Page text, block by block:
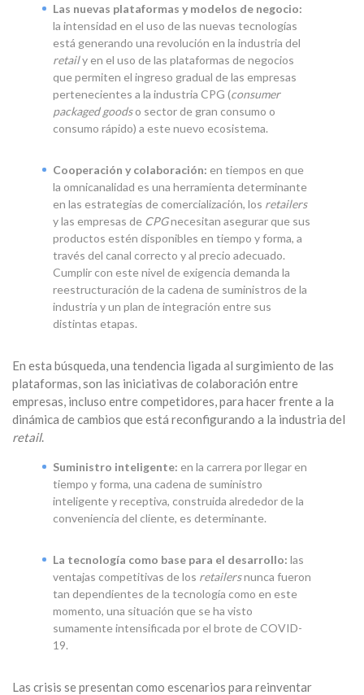
Las nuevas plataformas y modelos de negocio:
la intensidad en el uso de las nuevas tecnologías
está generando una revolución en la industria del
retaily en el uso de las plataformas de negocios
que permiten el ingreso gradual de las empresas
pertenecientes a la industria CPG (consumer
packaged goodso sector de gran consumo o
consumo rápido) a este nuevo ecosistema.
Cooperación y colaboración: en tiempos en que
la omnicanalidad es una herramienta determinante
en las estrategias de comercialización, los retailers
y las empresas de CPGnecesitan asegurar que sus
productos estén disponibles en tiempo y forma, a
través del canal correcto y al precio adecuado.
Cumplir con este nivel de exigencia demanda la
reestructuración de la cadena de suministros de la
industria y un plan de integración entre sus
distintas etapas.
En esta búsqueda, una tendencia ligada al surgimiento de las
plataformas, son las iniciativas de colaboración entre
empresas, incluso entre competidores, para hacer frente a la
dinámica de cambios que está reconfigurando a la industria del
retail.
Suministro inteligente: en la carrera por llegar en
tiempo y forma, una cadena de suministro
inteligente y receptiva, construida alrededor de la
conveniencia del cliente, es determinante.
La tecnología como base para el desarrollo: las
ventajas competitivas de los retailersnunca fueron
tan dependientes de la tecnología como en este
momento, una situación que se ha visto
sumamente intensificada por el brote de COVID-
19.
Las crisis se presentan como escenarios para reinventar